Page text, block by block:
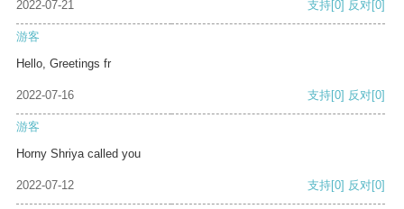
2022-07-21 支持[0] 反对[0]
游客
Hello, Greetings fr
2022-07-16 支持[0] 反对[0]
游客
Horny Shriya called you
2022-07-12 支持[0] 反对[0]